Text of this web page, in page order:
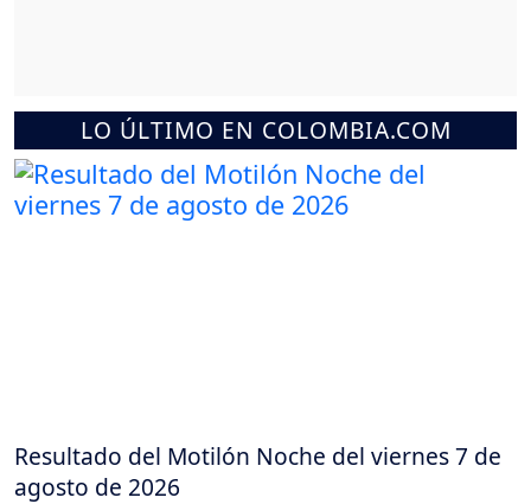
LO ÚLTIMO EN COLOMBIA.COM
Resultado del Motilón Noche del viernes 7 de
agosto de 2026